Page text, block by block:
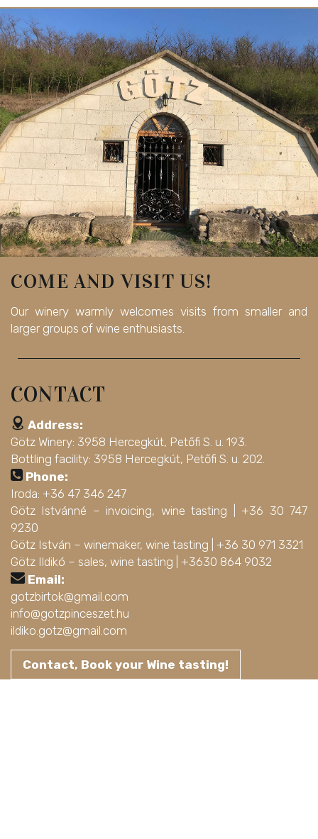
COME AND VISIT US!
Our winery warmly welcomes visits from smaller and
larger groups of wine enthusiasts.
CONTACT
Address:
Götz Winery: 3958 Hercegkút, Petőfi S. u. 193.
Bottling facility: 3958 Hercegkút, Petőfi S. u. 202.
Phone:
Iroda: +36 47 346 247
Götz Istvánné – invoicing, wine tasting | +36 30 747
9230
Götz István – winemaker, wine tasting | +36 30 971 3321
Götz Ildikó – sales, wine tasting | +3630 864 9032
Email:
gotzbirtok@gmail.com
info@gotzpinceszet.hu
ildiko.gotz@gmail.com
Contact, Book your Wine tasting!